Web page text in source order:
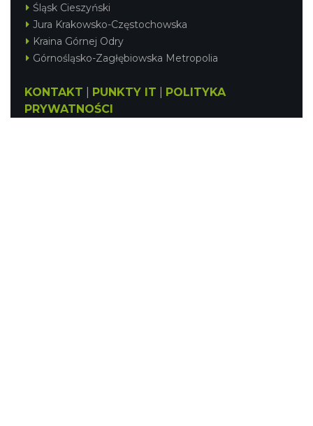
Śląsk Cieszyński
Jura Krakowsko-Częstochowska
Kraina Górnej Odry
Górnośląsko-Zagłębiowska Metropolia
KONTAKT PUNKTY IT
POLITYKA
PRYWATNOŚCI